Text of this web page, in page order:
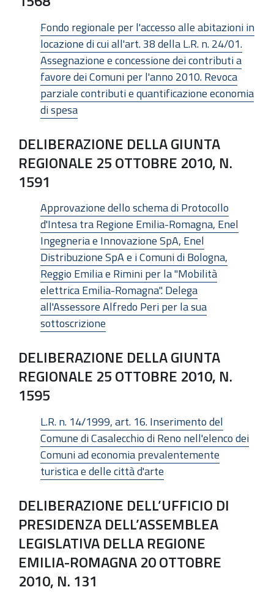
Fondo regionale per l'accesso alle abitazioni in
locazione di cui all'art. 38 della L.R. n. 24/01.
Assegnazione e concessione dei contributi a
favore dei Comuni per l'anno 2010. Revoca
parziale contributi e quantificazione economia
di spesa
DELIBERAZIONE DELLA GIUNTA
REGIONALE 25 OTTOBRE 2010, N.
1591
Approvazione dello schema di Protocollo
d'Intesa tra Regione Emilia-Romagna, Enel
Ingegneria e Innovazione SpA, Enel
Distribuzione SpA e i Comuni di Bologna,
Reggio Emilia e Rimini per la "Mobilità
elettrica Emilia-Romagna". Delega
all'Assessore Alfredo Peri per la sua
sottoscrizione
DELIBERAZIONE DELLA GIUNTA
REGIONALE 25 OTTOBRE 2010, N.
1595
L.R. n. 14/1999, art. 16. Inserimento del
Comune di Casalecchio di Reno nell'elenco dei
Comuni ad economia prevalentemente
turistica e delle città d'arte
DELIBERAZIONE DELL’UFFICIO DI
PRESIDENZA DELL’ASSEMBLEA
LEGISLATIVA DELLA REGIONE
EMILIA-ROMAGNA 20 OTTOBRE
2010, N. 131